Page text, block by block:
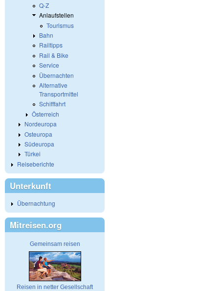
Q-Z
Anlaufstellen
Tourismus
Bahn
Railtipps
Rail & Bike
Service
Übernachten
Alternative
Transportmittel
Schifffahrt
Österreich
Nordeuropa
Osteuropa
Südeuropa
Türkei
Reiseberichte
Unterkunft
Übernachtung
Mitreisen.org
Gemeinsam reisen
Reisen in netter Gesellschaft